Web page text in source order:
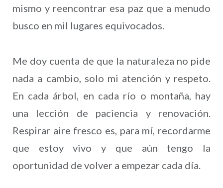
mismo y reencontrar esa paz que a menudo
busco en mil lugares equivocados.
Me doy cuenta de que la naturaleza no pide
nada a cambio, solo mi atención y respeto.
En cada árbol, en cada río o montaña, hay
una lección de paciencia y renovación.
Respirar aire fresco es, para mí, recordarme
que estoy vivo y que aún tengo la
oportunidad de volver a empezar cada día.